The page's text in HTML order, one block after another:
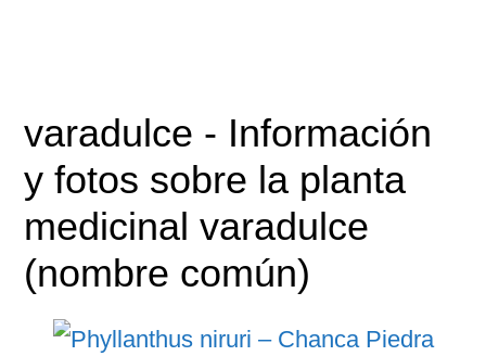
varadulce - Información
y fotos sobre la planta
medicinal varadulce
(nombre común)